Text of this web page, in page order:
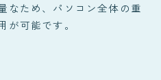
なため、パソコン全体の重
が可能です。